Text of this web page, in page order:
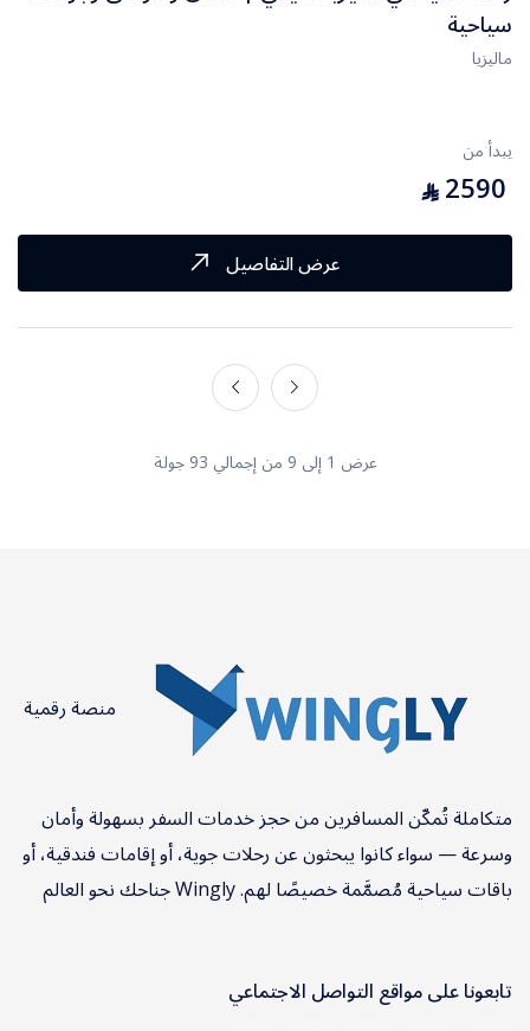
سياحية
ماليزيا
يبدأ من
2590
⃁
عرض التفاصيل
عرض 1 إلى 9 من إجمالي 93 جولة
منصة رقمية
متكاملة تُمكّن المسافرين من حجز خدمات السفر بسهولة وأمان
وسرعة — سواء كانوا يبحثون عن رحلات جوية، أو إقامات فندقية، أو
باقات سياحية مُصمَّمة خصيصًا لهم. Wingly جناحك نحو العالم
تابعونا على مواقع التواصل الاجتماعي